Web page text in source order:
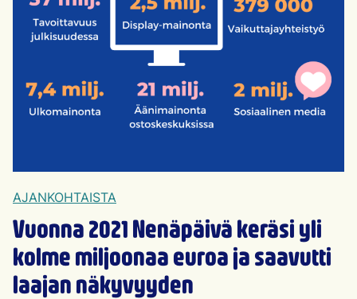
AJANKOHTAISTA
Vuonna 2021 Nenäpäivä keräsi yli
kolme miljoonaa euroa ja saavutti
laajan näkyvyyden